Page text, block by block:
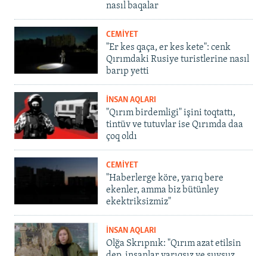
nasıl baqalar
CEMİYET
"Er kes qaça, er kes kete": cenk
Qırımdaki Rusiye turistlerine nasıl
barıp yetti
İNSAN AQLARI
"Qırım birdemligi" işini toqtattı,
tintüv ve tutuvlar ise Qırımda daa
çoq oldı
CEMİYET
"Haberlerge köre, yarıq bere
ekenler, amma biz bütünley
ekektriksizmiz"
İNSAN AQLARI
Olğa Skrıpnık: "Qırım azat etilsin